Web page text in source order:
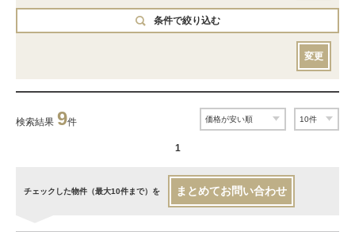
条件で絞り込む
変更
検索結果 9件
1
チェックした物件（最大10件まで）を まとめてお問い合わせ